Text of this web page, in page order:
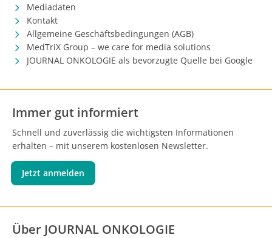
Mediadaten
Kontakt
Allgemeine Geschäftsbedingungen (AGB)
MedTriX Group – we care for media solutions
JOURNAL ONKOLOGIE als bevorzugte Quelle bei Google
Immer gut informiert
Schnell und zuverlässig die wichtigsten Informationen
erhalten – mit unserem kostenlosen Newsletter.
Jetzt anmelden
Über JOURNAL ONKOLOGIE